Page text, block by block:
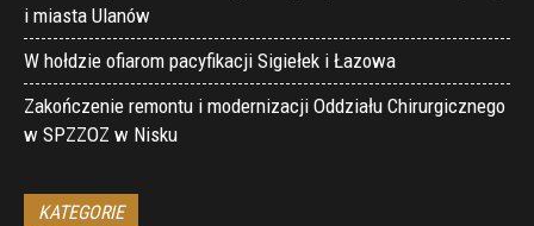
i miasta Ulanów
W hołdzie ofiarom pacyfikacji Sigiełek i Łazowa
Zakończenie remontu i modernizacji Oddziału Chirurgicznego
w SPZZOZ w Nisku
KATEGORIE